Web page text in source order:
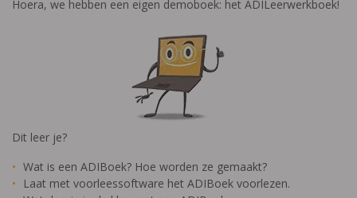
Hoera, we hebben een eigen demoboek: het ADILeerwerkboek!
Dit leer je?
Wat is een ADIBoek? Hoe worden ze gemaakt?
Laat met voorleessoftware het ADIBoek voorlezen.